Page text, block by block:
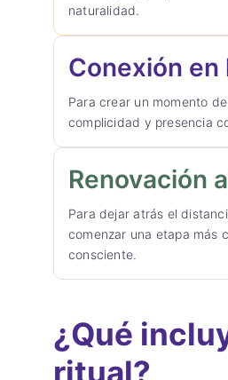
naturalidad.
Conexión en
Para crear un momento
complicidad y presencia
Renovación
Para dejar atrás el
comenzar una etapa más
consciente.
¿Qué
ritual?